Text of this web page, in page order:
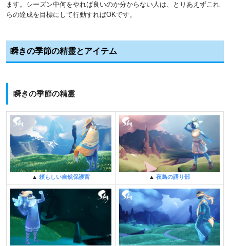
ます。シーズン中何をやれば良いのか分からない人は、とりあえずこれ
らの達成を目標にして行動すればOKです。
瞬きの季節の精霊とアイテム
瞬きの季節の精霊
▲ 頼もしい自然保護官 ▲ 夜鳥の語り部